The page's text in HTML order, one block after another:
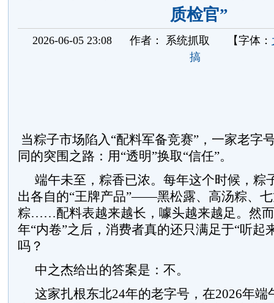
质检官”
2026-06-05 23:08 作者： 系统抓取 【字体：
搞
当粽子市场陷入“配料军备竞赛”，一家老字
同的突围之路：用“透明”换取“信任”。
端午未至，粽香已浓。每年这个时候，粽
出各自的“王牌产品”——黑松露、高汤粽、
粽……配料表越来越长，噱头越来越足。然
年“内卷”之后，消费者真的还只满足于“听起
吗？
中之杰给出的答案是：不。
这家扎根东北24年的老字号，在2026年端